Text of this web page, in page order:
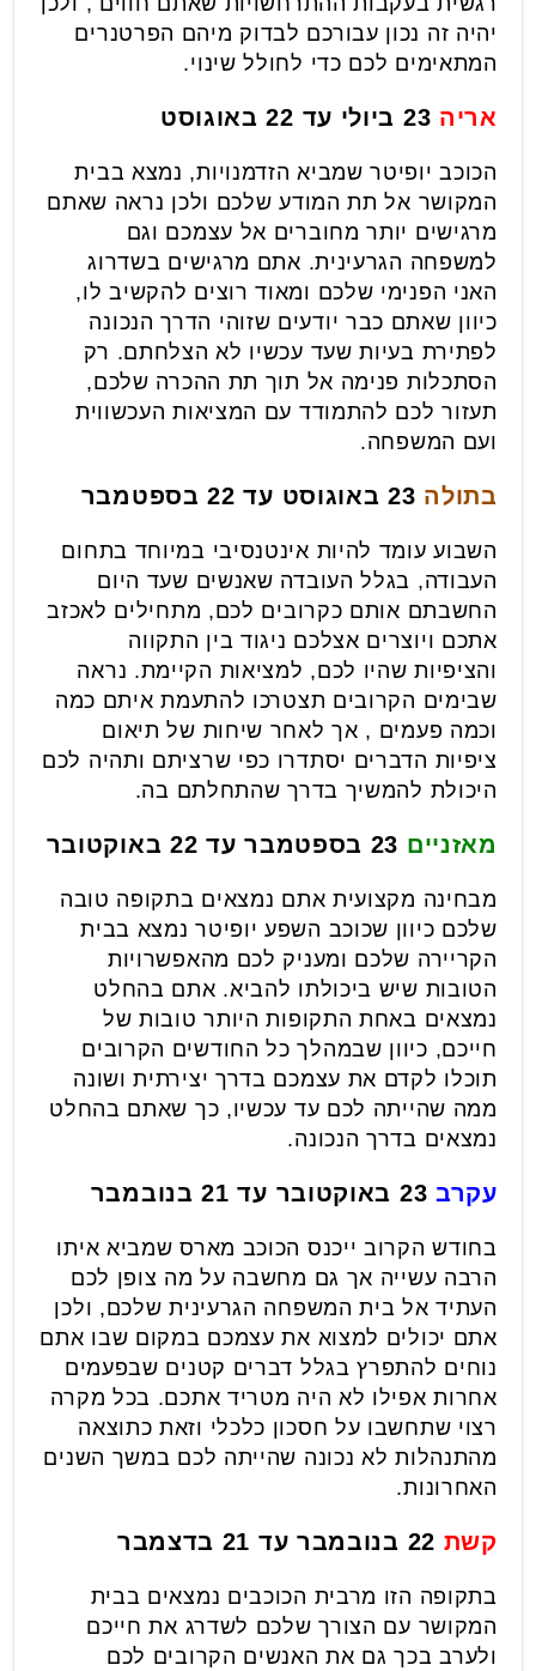
יהיה זה נכון עבורכם לבדוק מיהם הפרטנרים
המתאימים לכם כדי לחולל שינוי.
אריה
הכוכב יופיטר שמביא הזדמנויות, נמצא בבית
המקושר אל תת המודע שלכם ולכן נראה שאתם
מרגישים יותר מחוברים אל עצמכם וגם
למשפחה הגרעינית. אתם מרגישים בשדרוג
האני הפנימי שלכם ומאוד רוצים להקשיב לו,
כיוון שאתם כבר יודעים שזוהי הדרך הנכונה
לפתירת בעיות שעד עכשיו לא הצלחתם. רק
הסתכלות פנימה אל תוך תת ההכרה שלכם,
תעזור לכם להתמודד עם המציאות העכשווית
ועם המשפחה.
בתולה
השבוע עומד להיות אינטנסיבי במיוחד בתחום
העבודה, בגלל העובדה שאנשים שעד היום
החשבתם אותם כקרובים לכם, מתחילים לאכזב
אתכם ויוצרים אצלכם ניגוד בין התקווה
והציפיות שהיו לכם, למציאות הקיימת. נראה
שבימים הקרובים תצטרכו להתעמת איתם כמה
וכמה פעמים , אך לאחר שיחות של תיאום
ציפיות הדברים יסתדרו כפי שרציתם ותהיה לכם
היכולת להמשיך בדרך שהתחלתם בה.
מאזניים
מבחינה מקצועית אתם נמצאים בתקופה טובה
שלכם כיוון שכוכב השפע יופיטר נמצא בבית
הקריירה שלכם ומעניק לכם מהאפשרויות
הטובות שיש ביכולתו להביא. אתם בהחלט
נמצאים באחת התקופות היותר טובות של
חייכם, כיוון שבמהלך כל החודשים הקרובים
תוכלו לקדם את עצמכם בדרך יצירתית ושונה
ממה שהייתה לכם עד עכשיו, כך שאתם בהחלט
נמצאים בדרך הנכונה.
עקרב
בחודש הקרוב ייכנס הכוכב מארס שמביא איתו
הרבה עשייה אך גם מחשבה על מה צופן לכם
העתיד אל בית המשפחה הגרעינית שלכם, ולכן
אתם יכולים למצוא את עצמכם במקום שבו אתם
נוחים להתפרץ בגלל דברים קטנים שבפעמים
אחרות אפילו לא היה מטריד אתכם. בכל מקרה
רצוי שתחשבו על חסכון כלכלי וזאת כתוצאה
מהתנהלות לא נכונה שהייתה לכם במשך השנים
האחרונות.
קשת
בתקופה הזו מרבית הכוכבים נמצאים בבית
המקושר עם הצורך שלכם לשדרג את חייכם
ולערב בכך גם את האנשים הקרובים לכם